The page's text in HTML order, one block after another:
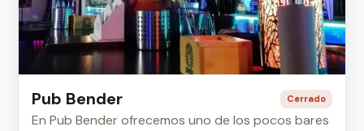
Pub Bender Cerrado
En Pub Bender ofrecemos uno de los pocos bares